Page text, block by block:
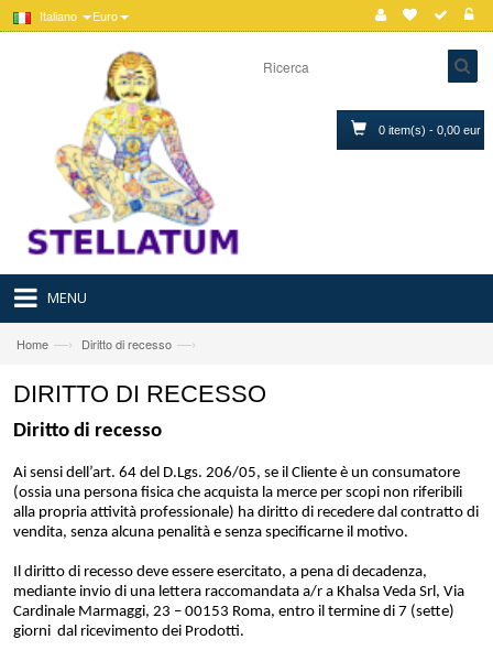
Italiano Euro
0 item(s) - 0,00 eur
MENU
Home —› Diritto di recesso —›
DIRITTO DI RECESSO
Diritto di recesso
Ai sensi dell’art. 64 del D.Lgs. 206/05, se il Cliente è un consumatore
(ossia una persona fisica che acquista la merce per scopi non riferibili
alla propria attività professionale) ha diritto di recedere dal contratto di
vendita, senza alcuna penalità e senza specificarne il motivo.
Il diritto di recesso deve essere esercitato, a pena di decadenza,
mediante invio di una lettera raccomandata a/r a Khalsa Veda Srl, Via
Cardinale Marmaggi, 23 – 00153 Roma, entro il termine di 7 (sette)
giorni dal ricevimento dei Prodotti.